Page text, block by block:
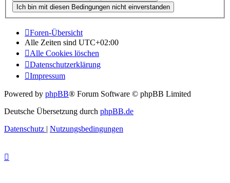
Foren-Übersicht
Alle Zeiten sind UTC+02:00
Alle Cookies löschen
Datenschutzerklärung
Impressum
Powered by phpBB® Forum Software © phpBB Limited
Deutsche Übersetzung durch phpBB.de
Datenschutz | Nutzungsbedingungen